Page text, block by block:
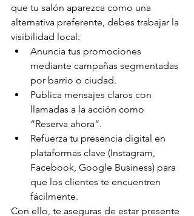
que tu salón aparezca como una
alternativa preferente, debes trabajar la
visibilidad local:
Anuncia tus promociones
mediante campañas segmentadas
por barrio o ciudad.
Publica mensajes claros con
llamadas a la acción como
“Reserva ahora”.
Refuerza tu presencia digital en
plataformas clave (Instagram,
Facebook, Google Business) para
que los clientes te encuentren
fácilmente.
Con ello, te aseguras de estar presente